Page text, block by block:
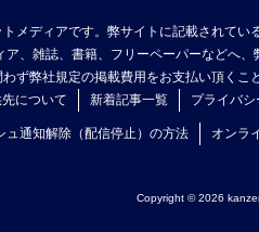
メディアです。弊サイトに記載されて
、雑誌、書籍、フリーペーパーなどへ
ず弊社規定の掲載費用をお支払い頂くこ
について 新着記事一覧 プライバ
ュ通知解除（配信停止）の方法 オンラ
Copyright © 2026